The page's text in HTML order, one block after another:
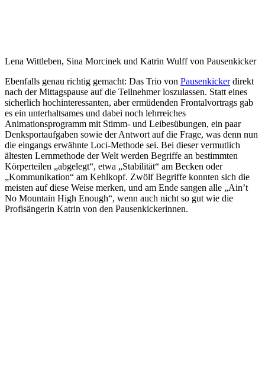
Lena Wittleben, Sina Morcinek und Katrin Wulff von Pausenkicker
Ebenfalls genau richtig gemacht: Das Trio von Pausenkickerdirekt
nach der Mittagspause auf die Teilnehmer loszulassen. Statt eines
sicherlich hochinteressanten, aber ermüdenden Frontalvortrags gab
es ein unterhaltsames und dabei noch lehrreiches
Animationsprogramm mit Stimm- und Leibesübungen, ein paar
Denksportaufgaben sowie der Antwort auf die Frage, was denn nun
die eingangs erwähnte Loci-Methode sei. Bei dieser vermutlich
ältesten Lernmethode der Welt werden Begriffe an bestimmten
Körperteilen „abgelegt“, etwa „Stabilität“ am Becken oder
„Kommunikation“ am Kehlkopf. Zwölf Begriffe konnten sich die
meisten auf diese Weise merken, und am Ende sangen alle „Ain’t
No Mountain High Enough“, wenn auch nicht so gut wie die
Profisängerin Katrin von den Pausenkickerinnen.